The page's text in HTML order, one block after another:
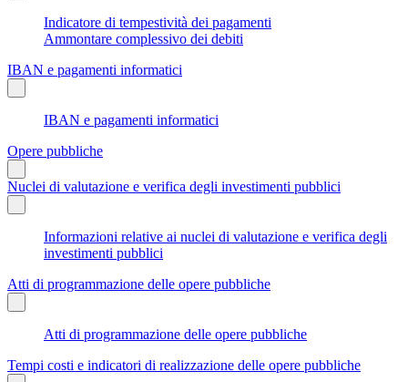
Indicatore di tempestività dei pagamenti
Ammontare complessivo dei debiti
IBAN e pagamenti informatici
IBAN e pagamenti informatici
Opere pubbliche
Nuclei di valutazione e verifica degli investimenti pubblici
Informazioni relative ai nuclei di valutazione e verifica degli
investimenti pubblici
Atti di programmazione delle opere pubbliche
Atti di programmazione delle opere pubbliche
Tempi costi e indicatori di realizzazione delle opere pubbliche